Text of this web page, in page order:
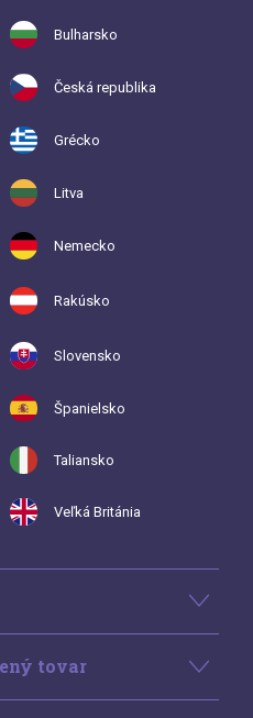
Bulharsko
Česká republika
Grécko
Litva
Nemecko
Rakúsko
Slovensko
Španielsko
Taliansko
Veľká Británia
tovar